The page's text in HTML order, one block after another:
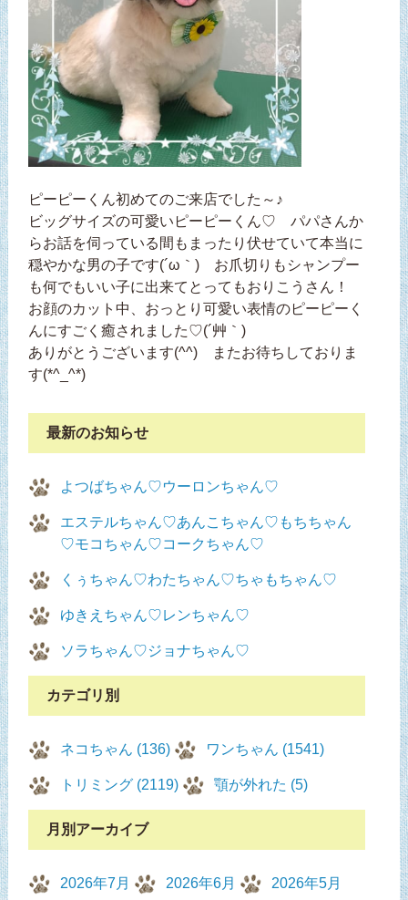
ピーピーくん初めてのご来店でした～♪
ビッグサイズの可愛いピーピーくん♡ パパさんか
らお話を伺っている間もまったり伏せていて本当に
穏やかな男の子です(´ω｀) お爪切りもシャンプー
も何でもいい子に出来てとってもおりこうさん！
お顔のカット中、おっとり可愛い表情のピーピーく
んにすごく癒されました♡(´艸｀)
ありがとうございます(^^) またお待ちしておりま
す(*^_^*)
最新のお知らせ
よつばちゃん♡ウーロンちゃん♡
エステルちゃん♡あんこちゃん♡もちちゃん
♡モコちゃん♡コークちゃん♡
くぅちゃん♡わたちゃん♡ちゃもちゃん♡
ゆきえちゃん♡レンちゃん♡
ソラちゃん♡ジョナちゃん♡
カテゴリ別
ネコちゃん (136) ワンちゃん (1541)
トリミング (2119) 顎が外れた (5)
月別アーカイブ
2026年7月 2026年6月 2026年5月